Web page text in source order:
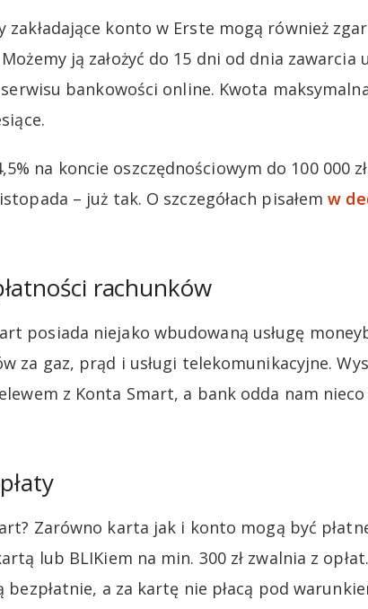
zakładające konto w Erste mogą również
ją założyć do 15 dni od dnia zawarcia
bankowości online. Kwota maksymalna
na koncie oszczędnościowym do 100 000
– już tak. O szczegółach pisałemw
rachunków
posiada niejako wbudowaną usługę
za gaz, prąd i usługi telekomunikacyjne.
z Konta Smart, a bank odda nam
Zarówno karta jak i konto mogą być
lub BLIKiem na min. 300 zł zwalnia z
bezpłatnie, a za kartę nie płacą pod